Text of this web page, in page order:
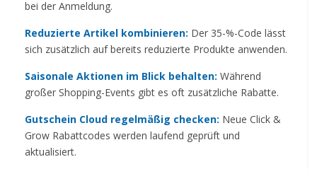
bei der Anmeldung.
Reduzierte Artikel kombinieren: Der 35-%-Code lässt
sich zusätzlich auf bereits reduzierte Produkte anwenden.
Saisonale Aktionen im Blick behalten: Während
großer Shopping-Events gibt es oft zusätzliche Rabatte.
Gutschein Cloud regelmäßig checken: Neue Click &
Grow Rabattcodes werden laufend geprüft und
aktualisiert.